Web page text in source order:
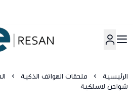
شركة ريسان
الرئيسية ملحقات الهواتف الذكية
شواحن لاسلكية